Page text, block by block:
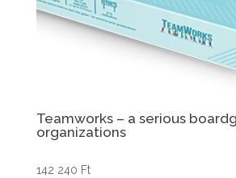
Teamworks – a serious
organizations
142 240 Ft